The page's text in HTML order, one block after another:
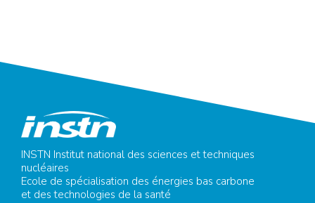
INSTN Institut national des sciences et techniques
nucléaires
Ecole de spécialisation des énergies bas carbone
et des technologies de la santé